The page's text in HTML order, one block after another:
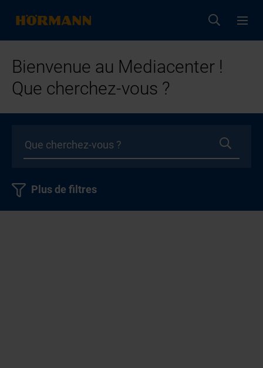
Bienvenue au Mediacenter !
Que cherchez-vous ?
Plus de filtres